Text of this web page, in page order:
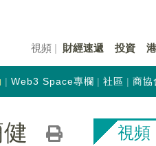
視頻 財經速遞 投資
Web3 Space專欄 社區 商協
視頻